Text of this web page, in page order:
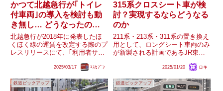
かつて北越急行が｢トイレ
付車両｣の導入を検討も動
き無し… どうなったの
か？
北越急行が2018年に発表したほ
くほく線の運賃を改定する際のプ
レスリリースにて、｢利用者サー
車両の早期導入｣を検討している
画だと平成36～41年度(実際の令
2025/03/17 ｴｽｾﾌﾞﾝ
315系クロスシート車が検
討？実現するならどうなる
のか
211系・213系・311系の置き換え
用として、ロングシート車両のみ
が新製される計画であるJR東海
両が検討されているという噂が流
すが、仮に実現するのであればど
2025/01/20 ロキ
鉄道ピックアップ 鉄道ピックアップ